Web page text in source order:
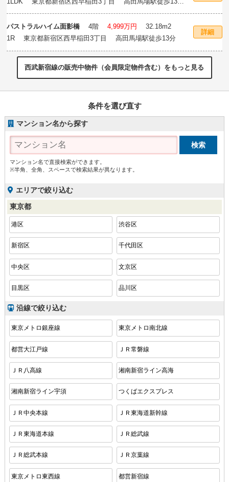
分
パストラルハイム面影橋
4階4,999万円 32.18m2
1R 東京都新宿区西早稲田3丁目 高田馬場駅徒歩13分
詳細
西武新宿線の販売中物件（会員限定物件含む）をもっと見る
条件を選び直す
マンション名から探す
マンション名で直接検索ができます。
※半角、全角、スペースで検索結果が異なります。
エリアで絞り込む
東京都
港区 渋谷区
新宿区 千代田区
中央区 文京区
目黒区 品川区
沿線で絞り込む
東京メトロ銀座線 東京メトロ南北線
都営大江戸線 ＪＲ常磐線
ＪＲ八高線 湘南新宿ライン高海
湘南新宿ライン宇須 つくばエクスプレス
ＪＲ中央本線 ＪＲ東海道新幹線
ＪＲ東海道本線 ＪＲ総武線
ＪＲ総武本線 ＪＲ京葉線
東京メトロ東西線 都営新宿線